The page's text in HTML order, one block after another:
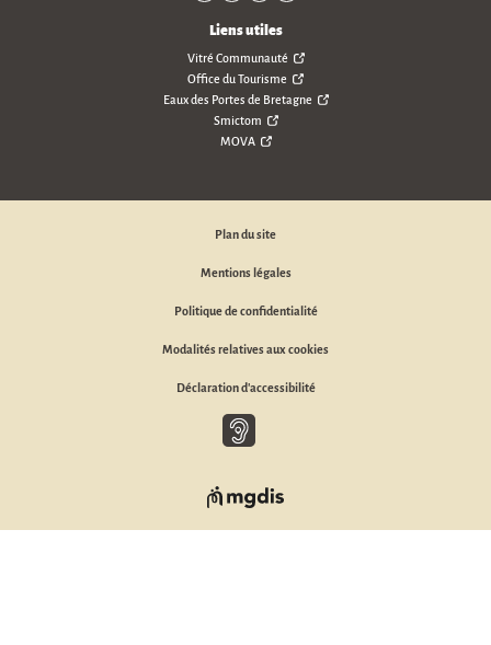
Liens utiles
Vitré Communauté
Office du Tourisme
Eaux des Portes de Bretagne
Smictom
MOVA
Plan du site
Mentions légales
Politique de confidentialité
Modalités relatives aux cookies
Déclaration d'accessibilité
Baisse d'audition, malentendant ou sourd,